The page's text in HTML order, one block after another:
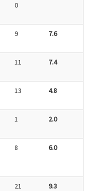
0
9 7.6
11 7.4
13 4.8
1 2.0
8 6.0
21 9.3